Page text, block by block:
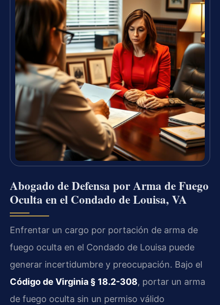
Abogado de Defensa por Arma de Fuego
Oculta en el Condado de Louisa, VA
Enfrentar un cargo por portación de arma de
fuego oculta en el Condado de Louisa puede
generar incertidumbre y preocupación. Bajo el
Código de Virginia § 18.2-308, portar un arma
de fuego oculta sin un permiso válido